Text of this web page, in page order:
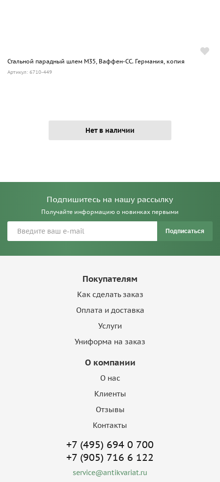
Стальной парадный шлем М35, Ваффен-СС. Германия, копия
Артикул: 6710-449
Нет в наличии
Подпишитесь на нашу рассылку
Получайте информацию о новинках первыми
Подписаться
Покупателям
Как сделать заказ
Оплата и доставка
Услуги
Униформа на заказ
О компании
О нас
Клиенты
Отзывы
Контакты
+7 (495) 694 0 700
+7 (905) 716 6 122
service@antikvariat.ru